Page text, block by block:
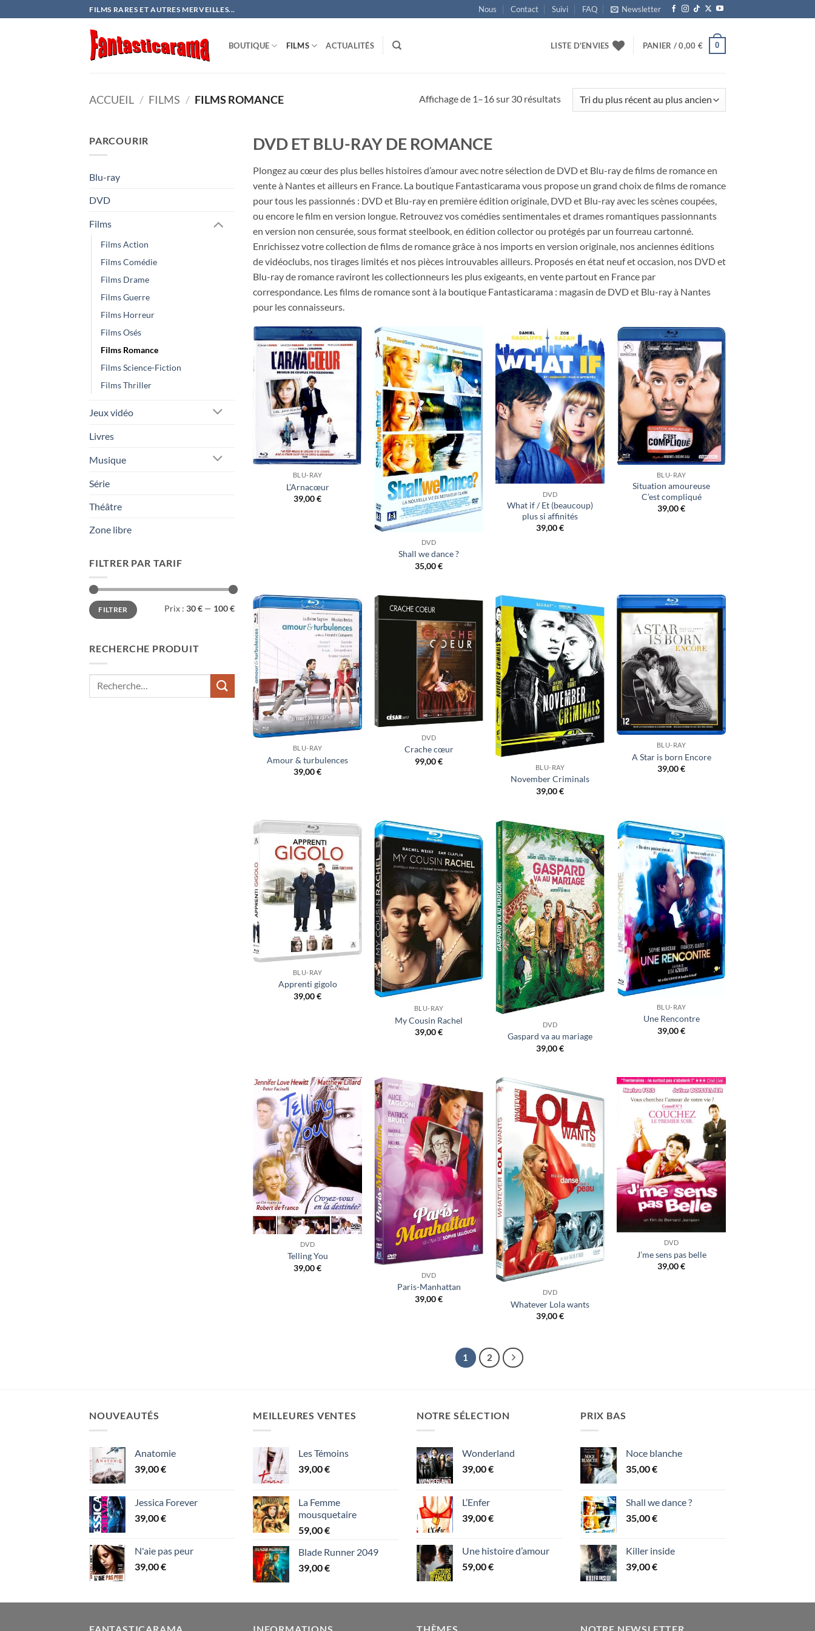
au
FILMS RARES ET AUTRES MERVEILLES... Nous Contact Suivi FAQ Newsletter
BOUTIQUE FILMS ACTUALITÉS LISTE D'ENVIES PANIER /0,00 € 0
ACCUEIL / FILMS / FILMS ROMANCE Affichage de 1–16 sur 30 résultatsTrié
plus
ancien
PARCOURIR
Blu-ray
DVD
Films
Films Action
Films Comédie
Films Drame
Films Guerre
Films Horreur
Films Osés
Films Romance
Films Science-Fiction
Films Thriller
Jeux vidéo
Livres
Musique
Série
Théâtre
Zone libre
FILTRER PAR TARIF
Prix
min
Prix
maxFILTRER Prix : 30 € — 100 €
RECHERCHE PRODUIT
Recherche
DVD ET BLU-RAY DE ROMANCE
Plongez au cœur des plus belles histoires d’amour avec notre sélection de DVD et Blu-ray de films de romance en
vente à Nantes et ailleurs en France. La boutique Fantasticarama vous propose un grand choix de films de romance
pour tous les passionnés : DVD et Blu-ray en première édition originale, DVD et Blu-ray avec les scènes coupées,
ou encore le film en version longue. Retrouvez vos comédies sentimentales et drames romantiques passionnants
en version non censurée, sous format steelbook, en édition collector ou protégés par un fourreau cartonné.
Enrichissez votre collection de films de romance grâce à nos imports en version originale, nos anciennes éditions
de vidéoclubs, nos tirages limités et nos pièces introuvables ailleurs. Proposés en état neuf et occasion, nos DVD et
Blu-ray de romance raviront les collectionneurs les plus exigeants, en vente partout en France par
correspondance. Les films de romance sont à la boutique Fantasticarama : magasin de DVD et Blu-ray à Nantes
pour les connaisseurs.
Ajouter
à ma
BLU-RAY
L’Arnacœur
39,00€
Ajouter
à ma
liste
d’envies
DVD
Shall we dance ?
35,00€
Ajouter
à ma
liste
d’envies
DVD
What if / Et (beaucoup)
plus si affinités
39,00€
Ajouter
à ma
liste
d’envies
BLU-RAY
Situation amoureuse
C’est compliqué
39,00€
Ajouter
à ma
liste
d’envies
BLU-RAY
Amour & turbulences
39,00€
Ajouter
à ma
liste
d’envies
DVD
Crache cœur
99,00€
Ajouter
à ma
liste
d’envies
BLU-RAY
November Criminals
39,00€
Ajouter
à ma
liste
d’envies
BLU-RAY
A Star is born Encore
39,00€
Ajouter
à ma
liste
d’envies
BLU-RAY
Apprenti gigolo
39,00€
Ajouter
à ma
liste
d’envies
BLU-RAY
My Cousin Rachel
39,00€
Ajouter
à ma
liste
d’envies
DVD
Gaspard va au mariage
39,00€
Ajouter
à ma
liste
d’envies
BLU-RAY
Une Rencontre
39,00€
Ajouter
à ma
liste
d’envies
DVD
Telling You
39,00€
Ajouter
à ma
liste
d’envies
DVD
Paris-Manhattan
39,00€
Ajouter
à ma
liste
d’envies
DVD
Whatever Lola wants
39,00€
Ajouter
à ma
liste
d’envies
DVD
J’me sens pas belle
39,00€
1 2
NOUVEAUTÉS
Anatomie
39,00€
Jessica Forever
39,00€
N'aie pas peur
39,00€
MEILLEURES VENTES
Les Témoins
39,00€
La Femme
mousquetaire
59,00€
Blade Runner 2049
39,00€
NOTRE SÉLECTION
Wonderland
39,00€
L’Enfer
39,00€
Une histoire d’amour
59,00€
PRIX BAS
Noce blanche
35,00€
Shall we dance ?
35,00€
Killer inside
39,00€